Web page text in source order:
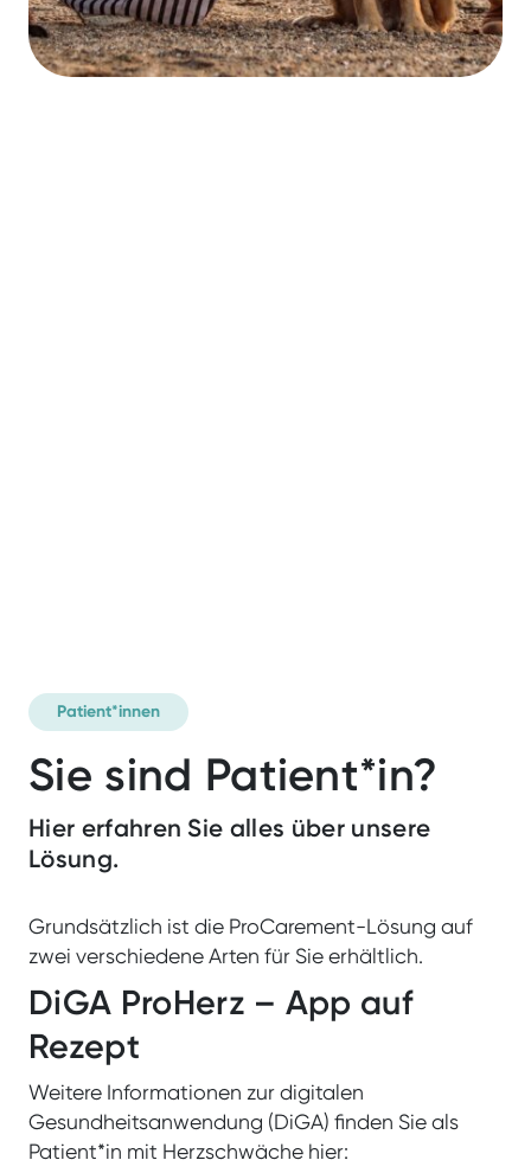
Unternehmen
Jobs
Patient*innen
Sie sind Patient*in?
Hier erfahren Sie alles über unsere
Lösung.
Grundsätzlich ist die ProCarement-Lösung auf
zwei verschiedene Arten für Sie erhältlich.
DiGA ProHerz – App auf
Rezept
Weitere Informationen zur digitalen
Gesundheitsanwendung (DiGA) finden Sie als
Patient*in mit Herzschwäche hier: